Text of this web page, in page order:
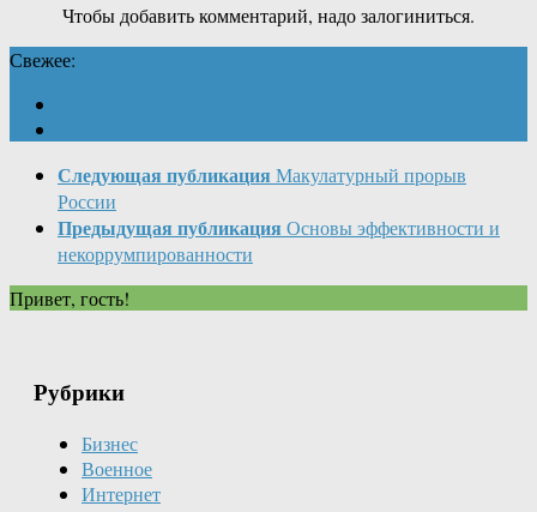
Чтобы добавить комментарий, надо залогиниться.
Свежее:
Следующая публикация Макулатурный прорыв
России
Предыдущая публикация Основы эффективности и
некоррумпированности
Привет, гость!
Рубрики
Бизнес
Военное
Интернет